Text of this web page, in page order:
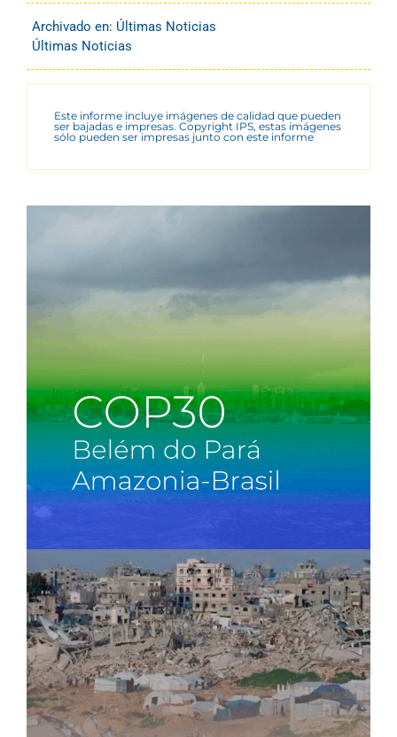
Archivado en: Últimas Noticias
Últimas Noticias
Este informe incluye imágenes de calidad que pueden
ser bajadas e impresas. Copyright IPS, estas imágenes
sólo pueden ser impresas junto con este informe